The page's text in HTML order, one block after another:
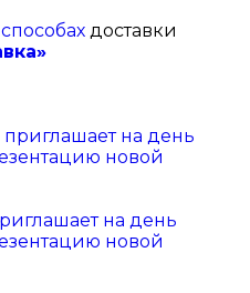
доставки
на день
новой